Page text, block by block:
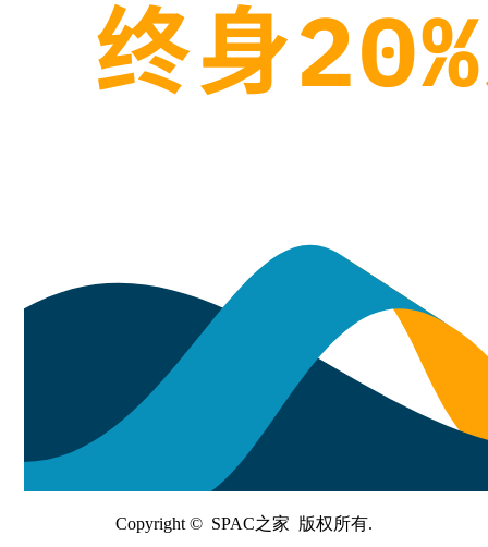
Copyright © SPAC之家 版权所有.